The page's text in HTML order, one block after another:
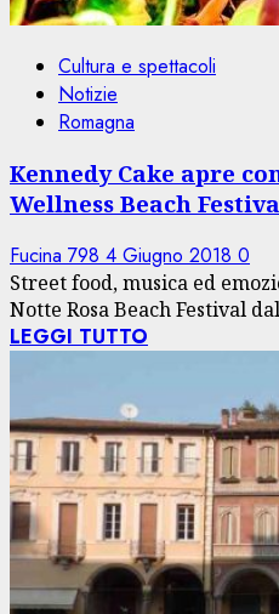
Cultura e spettacoli
Notizie
Romagna
Kennedy Cake apre
Wellness Beach
Fucina 798 4 Giugno 2018 0
Street food, musica ed
Notte Rosa Beach Festival
LEGGI TUTTO